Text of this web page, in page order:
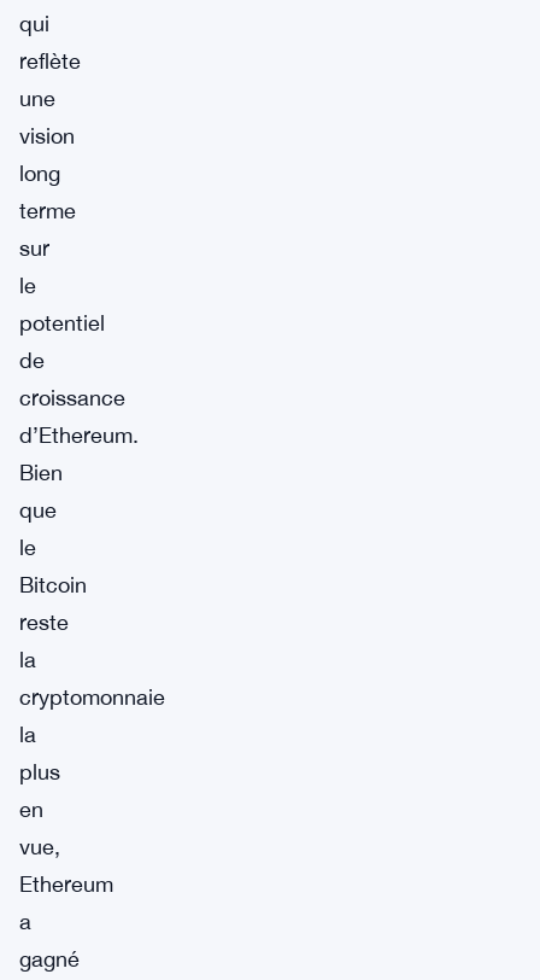
qui
reflète
une
vision
long
terme
sur
le
potentiel
de
croissance
d’Ethereum.
Bien
que
le
Bitcoin
reste
la
cryptomonnaie
la
plus
en
vue,
Ethereum
a
gagné